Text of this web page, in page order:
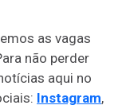
as vagas
não perder
aqui no
Instagram,